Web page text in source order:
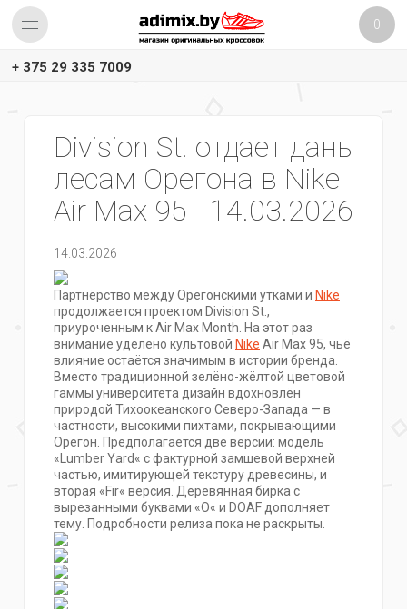
0
+ 375 29 335 7009
Division St. отдает дань
лесам Орегона в Nike
Air Max 95 - 14.03.2026
14.03.2026
Партнёрство между Орегонскими утками и Nike
продолжается проектом Division St.,
приуроченным к Air Max Month. На этот раз
внимание уделено культовой Nike Air Max 95, чьё
влияние остаётся значимым в истории бренда.
Вместо традиционной зелёно-жёлтой цветовой
гаммы университета дизайн вдохновлён
природой Тихоокеанского Северо-Запада — в
частности, высокими пихтами, покрывающими
Орегон. Предполагается две версии: модель
«Lumber Yard« с фактурной замшевой верхней
частью, имитирующей текстуру древесины, и
вторая «Fir« версия. Деревянная бирка с
вырезанными буквами «O« и DOAF дополняет
тему. Подробности релиза пока не раскрыты.